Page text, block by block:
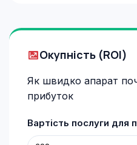
Окупність (ROI)
Як швидко апарат
прибуток
Вартість послуги для